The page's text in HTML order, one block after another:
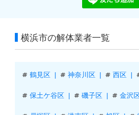
横浜市の解体業者一覧
鶴見区 神奈川区 西区
保土ケ谷区 磯子区 金沢